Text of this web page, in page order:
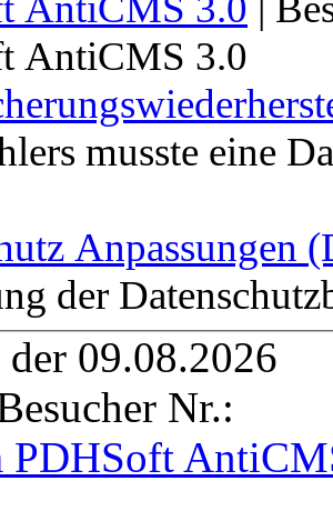
AntiCMS 3.0
musste eine
Anpassungen
der
09.08.2026
Nr.:
PDHSoft